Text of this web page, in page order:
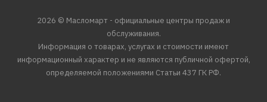
2026 © Масломарт - официальные центры продаж и
обслуживания.
Информация о товарах, услугах и стоимости имеют
информационный характер и не являются публичной офертой,
определяемой положениями Статьи 437 ГК РФ.